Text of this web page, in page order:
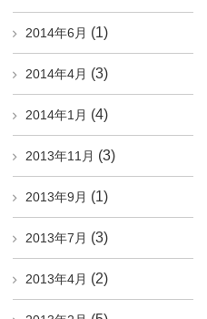
2014年6月 (1)
2014年4月 (3)
2014年1月 (4)
2013年11月 (3)
2013年9月 (1)
2013年7月 (3)
2013年4月 (2)